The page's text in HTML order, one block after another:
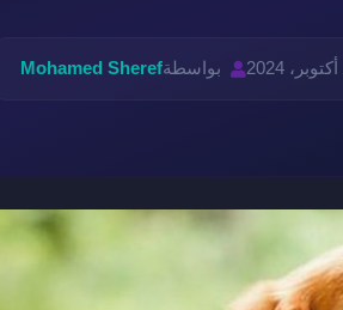
بواسطةMohamed Sheref